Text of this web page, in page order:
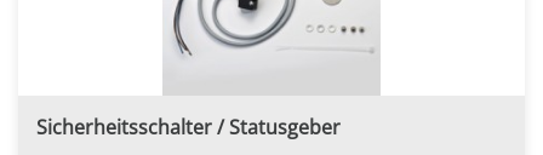
Sicherheitsschalter / Statusgeber